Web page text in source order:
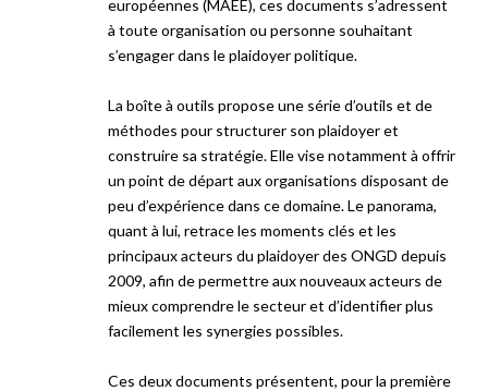
européennes (MAEE), ces documents s’adressent
à toute organisation ou personne souhaitant
s’engager dans le plaidoyer politique.
La boîte à outils propose une série d’outils et de
méthodes pour structurer son plaidoyer et
construire sa stratégie. Elle vise notamment à offrir
un point de départ aux organisations disposant de
peu d’expérience dans ce domaine. Le panorama,
quant à lui, retrace les moments clés et les
principaux acteurs du plaidoyer des ONGD depuis
2009, afin de permettre aux nouveaux acteurs de
mieux comprendre le secteur et d’identifier plus
facilement les synergies possibles.
Ces deux documents présentent, pour la première